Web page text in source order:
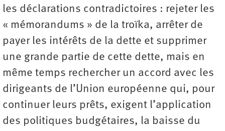
les déclarations contradictoires : rejeter les
« mémorandums » de la troïka, arrêter de
payer les intérêts de la dette et supprimer
une grande partie de cette dette, mais en
même temps rechercher un accord avec les
dirigeants de l’Union européenne qui, pour
continuer leurs prêts, exigent l’application
des politiques budgétaires, la baisse du